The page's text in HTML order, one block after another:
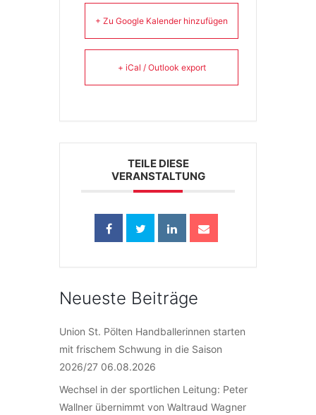
+ Zu Google Kalender hinzufügen
+ iCal / Outlook export
TEILE DIESE
VERANSTALTUNG
Neueste Beiträge
Union St. Pölten Handballerinnen starten
mit frischem Schwung in die Saison
2026/27 06.08.2026
Wechsel in der sportlichen Leitung: Peter
Wallner übernimmt von Waltraud Wagner